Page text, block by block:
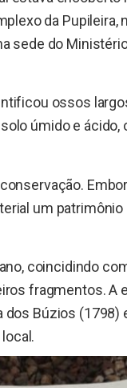
da Pupileira,
sede do
ossos
úmido e
um
coincidindo
fragmentos. A
Búzios (1798)